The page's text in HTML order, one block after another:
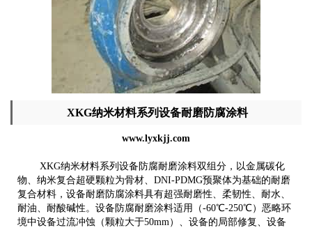
XKG纳米材料系列设备耐磨防腐涂料
www.lyxkjj.com
XKG纳米材料系列设备防腐耐磨涂料双组分，以金属碳化
物、纳米复合超硬颗粒为骨材、DNI-PDMG预聚体为基础的耐磨
复合材料， 设备耐磨防腐涂料具有超强耐磨性、柔韧性、耐水、
耐油、耐酸碱性。 设备 防腐耐磨涂料适用（-60℃-250℃）恶略环
境中设备过流冲蚀（颗粒大于50mm）、设备的局部修复、设备